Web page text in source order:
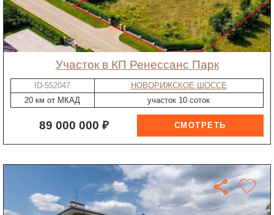
участок в КП Ренессанс Парк
ID-552047
НОВОРИЖСКОЕ ШОССЕ
20 км от МКАД
участок 10 соток
89 000 000 ₽